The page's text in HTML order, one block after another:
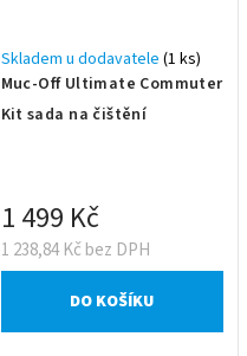
Muc-Off Ultimate Commuter
Kit sada na čištění
Skladem u dodavatele (1 ks)
1 238,84 Kč bez DPH
1 499 Kč
DO KOŠÍKU